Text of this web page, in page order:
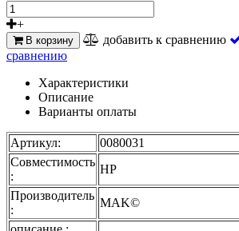
+
В корзину добавить к сравнению
сравнению
Характеристики
Описание
Варианты оплаты
Артикул:
0080031
Совместимость
:
HP
Производитель
:
MAK©